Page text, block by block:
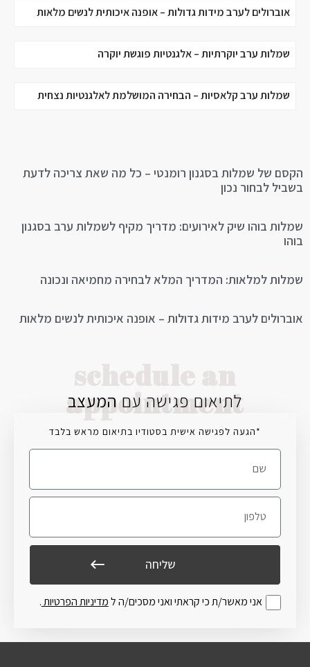
אוברולים לערב מידות גדולות – אופנה איכותית לנשים מלאות
שמלות ערב יוקרתיות – אלגנטיות פוגשת יוקרה
שמלות ערב קלאסיות – הבחירה המושלמת לאלגנטיות נצחית
הקסם של שמלות בסגנון רומנטי – כל מה שאת צריכה לדעת
בשביל לבחור נכון
שמלות בוהו שיק לאירועים: מדריך מקיף לשמלות ערב בסגנון
בוהו
שמלות למלאות: המדריך המלא לבחירה מחמיאה ונכונה
אוברולים לערב מידות גדולות – אופנה איכותית לנשים מלאות
appointment
לתיאום פגישה עםהמעצב
*הגעה לפגישה אישית בסטודיו בתיאום מראש בלבד
אני מאשר/ת כי קראתי ואני מסכים/ה למדיניות הפרטיות.
שליחה